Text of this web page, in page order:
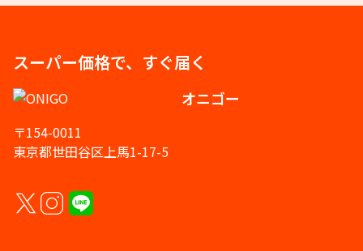
スーパー価格で、すぐ届く
オニゴー
〒154-0011
東京都世田谷区上馬1-17-5